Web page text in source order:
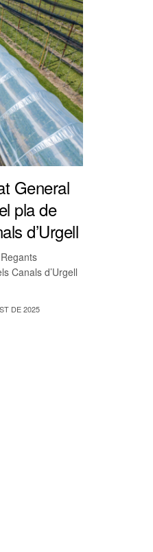
General
pla de
d’Urgell
Canals d’Urgell
DE 2025